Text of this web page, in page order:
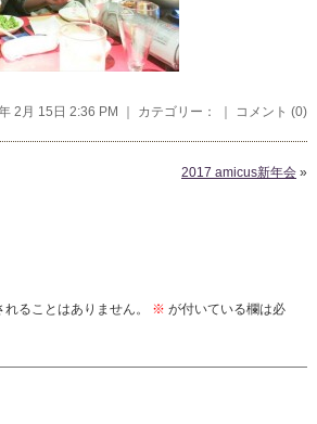
2月 15日 2:36 PM ｜ カテゴリー： ｜ コメント (0)
2017 amicus新年会 »
ることはありません。 ※ が付いている欄は必